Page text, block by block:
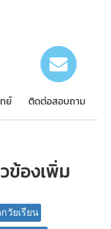
ย์ ติดต่อสอบถาม
ข้องเพิ่ม
วัยเรียน